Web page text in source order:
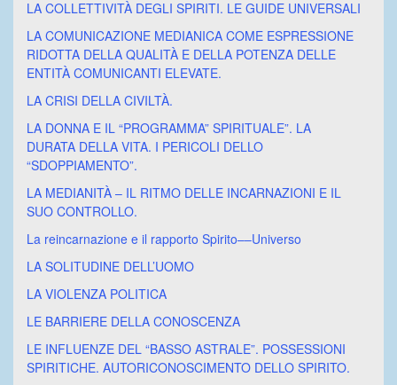
LA COLLETTIVITÀ DEGLI SPIRITI. LE GUIDE UNIVERSALI
LA COMUNICAZIONE MEDIANICA COME ESPRESSIONE
RIDOTTA DELLA QUALITÀ E DELLA POTENZA DELLE
ENTITÀ COMUNICANTI ELEVATE.
LA CRISI DELLA CIVILTÀ.
LA DONNA E IL “PROGRAMMA” SPIRITUALE”. LA
DURATA DELLA VITA. I PERICOLI DELLO
“SDOPPIAMENTO”.
LA MEDIANITÀ – IL RITMO DELLE INCARNAZIONI E IL
SUO CONTROLLO.
La reincarnazione e il rapporto Spirito––Universo
LA SOLITUDINE DELL’UOMO
LA VIOLENZA POLITICA
LE BARRIERE DELLA CONOSCENZA
LE INFLUENZE DEL “BASSO ASTRALE”. POSSESSIONI
SPIRITICHE. AUTORICONOSCIMENTO DELLO SPIRITO.